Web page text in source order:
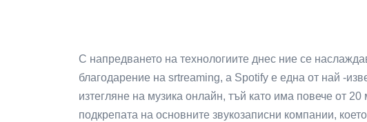
С напредването на технологиите днес ние се
благодарение на srtreaming, а Spotify е една от най -
изтегляне на музика онлайн, тъй като има повече от
подкрепата на основните звукозаписни компании,